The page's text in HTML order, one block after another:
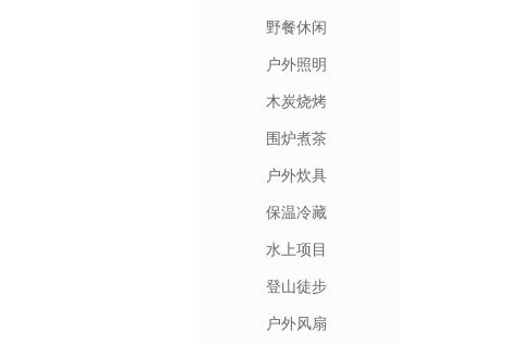
野餐休闲
户外照明
木炭烧烤
围炉煮茶
户外炊具
保温冷藏
水上项目
登山徒步
户外风扇